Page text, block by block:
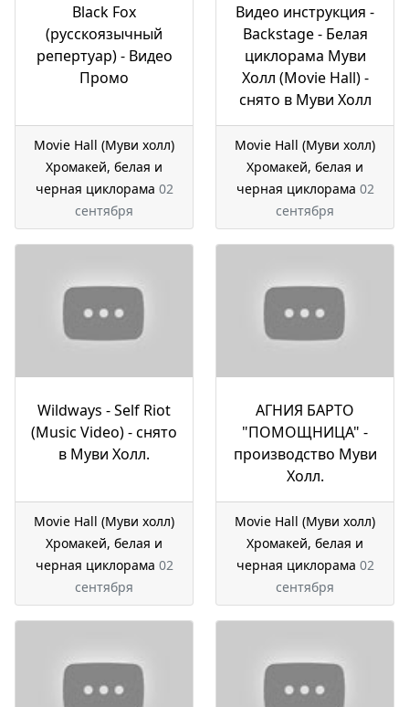
Black Fox
(русскоязычный
репертуар) - Видео
Промо
Movie Hall (Муви холл)
Хромакей, белая и
черная циклорама 02
сентября
Видео инструкция -
Backstage - Белая
циклорама Муви
Холл (Movie Hall) -
снято в Муви Холл
Movie Hall (Муви холл)
Хромакей, белая и
черная циклорама 02
сентября
Wildways - Self Riot
(Music Video) - снято
в Муви Холл.
Movie Hall (Муви холл)
Хромакей, белая и
черная циклорама 02
сентября
АГНИЯ БАРТО
"ПОМОЩНИЦА" -
производство Муви
Холл.
Movie Hall (Муви холл)
Хромакей, белая и
черная циклорама 02
сентября